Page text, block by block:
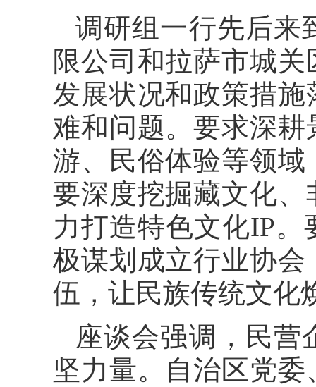
调研组一行先后来
限公司和拉萨市城
发展状况和政策措
难和问题。要求深
游、民俗体验等领
要深度挖掘藏文化
力打造特色文化IP
极谋划成立行业协
伍，让民族传统文化
座谈会强调，民营
坚力量。自治区党